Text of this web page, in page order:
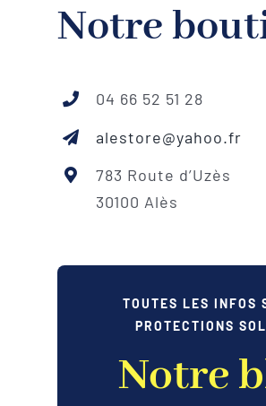
Notre
04 66 52 51 28
alestore@yahoo.fr
783 Route d’Uzès
30100 Alès
TOUTES LES INFOS
PROTECTIONS
Notre